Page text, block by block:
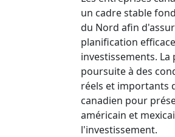
un cadre stable
du Nord afin
planification
investissements. La
poursuite à des
réels et importants
canadien pour
américain et
l'investissement.